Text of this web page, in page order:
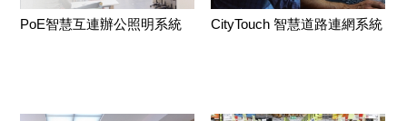
PoE智慧互連辦公照明系統 CityTouch 智慧道路連網系統